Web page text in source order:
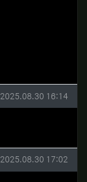
작성일
2025.08.30 16:14
작성일
2025.08.30 17:02